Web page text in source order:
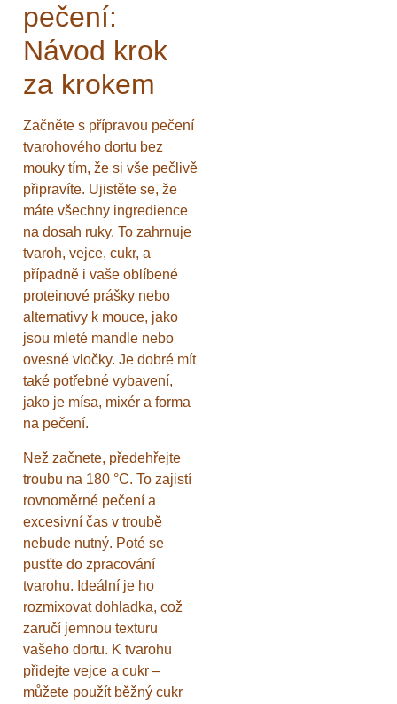
pečení:
Návod krok
za krokem
Začněte s přípravou pečení
tvarohového dortu bez
mouky tím, že si vše pečlivě
připravíte. Ujistěte se, že
máte všechny ingredience
na dosah ruky. To zahrnuje
tvaroh, vejce, cukr, a
případně i vaše oblíbené
proteinové prášky nebo
alternativy k mouce, jako
jsou mleté mandle nebo
ovesné vločky. Je dobré mít
také potřebné vybavení,
jako je mísa, mixér a forma
na pečení.
Než začnete, předehřejte
troubu na 180 °C. To zajistí
rovnoměrné pečení a
excesivní čas v troubě
nebude nutný. Poté se
pusťte do zpracování
tvarohu. Ideální je ho
rozmixovat dohladka, což
zaručí jemnou texturu
vašeho dortu. K tvarohu
přidejte vejce a cukr –
můžete použít běžný cukr